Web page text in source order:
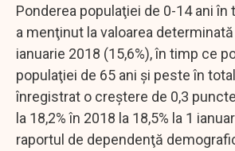
Ponderea populaţiei de 0-14 ani în
a menţinut la valoarea
ianuarie 2018 (15,6%), în timp ce
populaţiei de 65 ani şi peste în
înregistrat o creştere de 0,3
la 18,2% în 2018 la 18,5% la 1
raportul de dependenţă